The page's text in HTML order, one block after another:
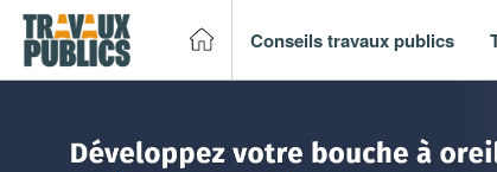
Conseils travaux publics